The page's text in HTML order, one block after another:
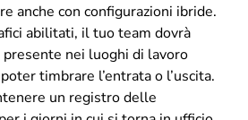
anche con configurazioni ibride.
abilitati, il tuo team dovrà
nei luoghi di lavoro
timbrare l’entrata o l’uscita.
un registro delle